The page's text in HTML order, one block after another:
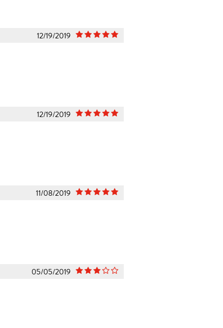
12/19/2019
12/19/2019
11/08/2019
05/05/2019